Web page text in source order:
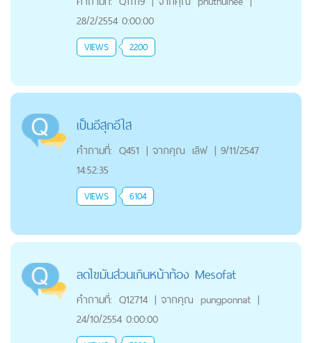
28/2/2554 0:00:00
VIEWS 2200
เป็นอีสุกอีใส
คำถามที่: Q451 | จากคุณ เลิฟ | 9/11/2547
14:52:35
VIEWS 6104
ลดไขมันส่วนเกินหน้าท้อง Mesofat
คำถามที่: Q12714 | จากคุณ pungponnat |
24/10/2554 0:00:00